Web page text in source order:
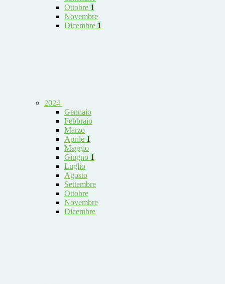
Ottobre 1
Novembre
Dicembre 1
2024
Gennaio
Febbraio
Marzo
Aprile 1
Maggio
Giugno 1
Luglio
Agosto
Settembre
Ottobre
Novembre
Dicembre